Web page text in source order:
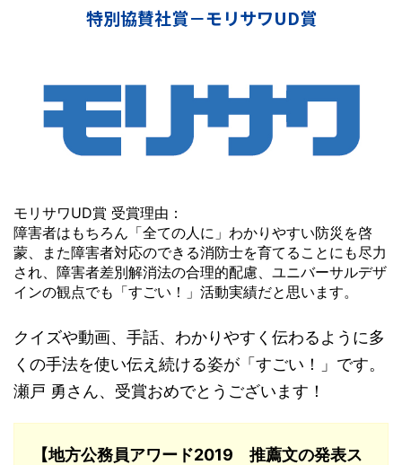
特別協賛社賞－モリサワUD賞
モリサワUD賞 受賞理由：
障害者はもちろん「全ての人に」わかりやすい防災を啓
蒙、また障害者対応のできる消防士を育てることにも尽力
され、障害者差別解消法の合理的配慮、ユニバーサルデザ
インの観点でも「すごい！」活動実績だと思います。
クイズや動画、手話、わかりやすく伝わるように多
くの手法を使い伝え続ける姿が「すごい！」です。
瀬戸 勇さん、受賞おめでとうございます！
【地方公務員アワード2019 推薦文の発表ス